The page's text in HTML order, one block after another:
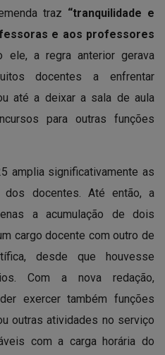
traz “tranquilidade e
e aos professores
ele, a regra anterior gerava
docentes a enfrentar
até a deixar a sala de aula
para outras funções
amplia significativamente as
dos docentes. Até então, a
a acumulação de dois
cargo docente com outro de
desde que houvesse
Com a nova redação,
exercer também funções
outras atividades no serviço
com a carga horária do